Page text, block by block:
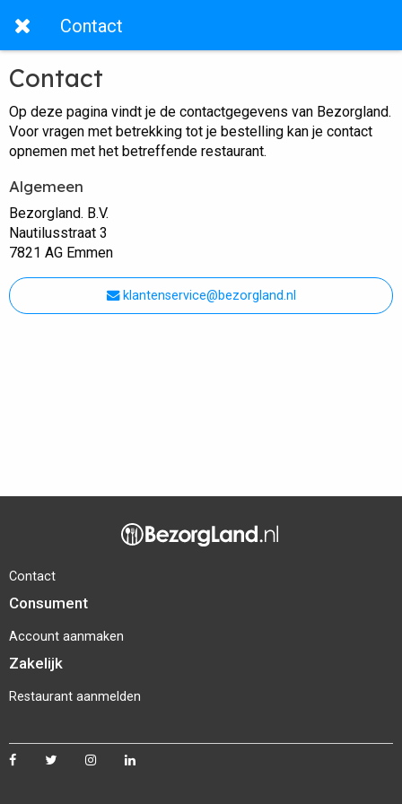
Contact
Contact
Op deze pagina vindt je de contactgegevens van Bezorgland.
Voor vragen met betrekking tot je bestelling kan je contact
opnemen met het betreffende restaurant.
Algemeen
Bezorgland. B.V.
Nautilusstraat 3
7821 AG Emmen
klantenservice@bezorgland.nl
Contact
Consument
Account aanmaken
Zakelijk
Restaurant aanmelden